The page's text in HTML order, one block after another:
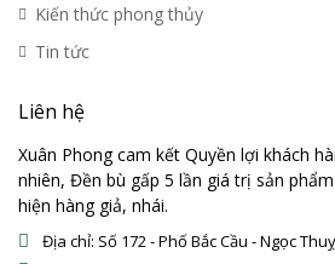
Kiến thức phong thủy
Tin tức
Liên hệ
Xuân Phong cam kết Quyền lợi khách
nhiên, Đền bù gấp 5 lần giá trị sản
hiện hàng giả, nhái.
Địa chỉ: Số 172 - Phố Bắc Cầu - Ngọc